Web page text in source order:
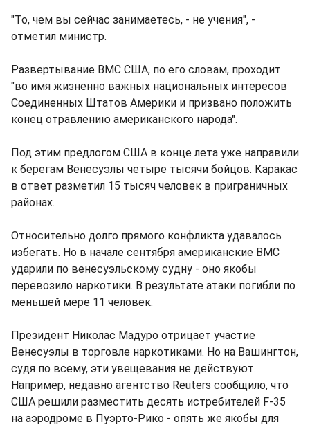
"То, чем вы сейчас занимаетесь, - не учения", -
отметил министр.
Развертывание ВМС США, по его словам, проходит
"во имя жизненно важных национальных интересов
Соединенных Штатов Америки и призвано положить
конец отравлению американского народа".
Под этим предлогом США в конце лета уже направили
к берегам Венесуэлы четыре тысячи бойцов. Каракас
в ответ разметил 15 тысяч человек в приграничных
районах.
Относительно долго прямого конфликта удавалось
избегать. Но в начале сентября американские ВМС
ударили по венесуэльскому судну - оно якобы
перевозило наркотики. В результате атаки погибли по
меньшей мере 11 человек.
Президент Николас Мадуро отрицает участие
Венесуэлы в торговле наркотиками. Но на Вашингтон,
судя по всему, эти увещевания не действуют.
Например, недавно агентство Reuters сообщило, что
США решили разместить десять истребителей F-35
на аэродроме в Пуэрто-Рико - опять же якобы для